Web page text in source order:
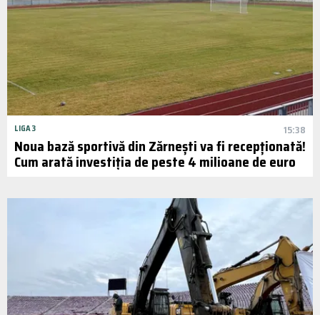
LIGA 3 15:38
Noua bază sportivă din Zărnești va fi recepționată!
Cum arată investiția de peste 4 milioane de euro